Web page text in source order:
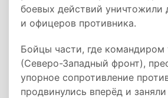
боевых действий уничтожили
и офицеров противника.
Бойцы части, где командиром
(Северо-Западный фронт),
упорное сопротивление
продвинулись вперёд и